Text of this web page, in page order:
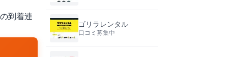
到着連
ゴリラレンタル
口コミ募集中